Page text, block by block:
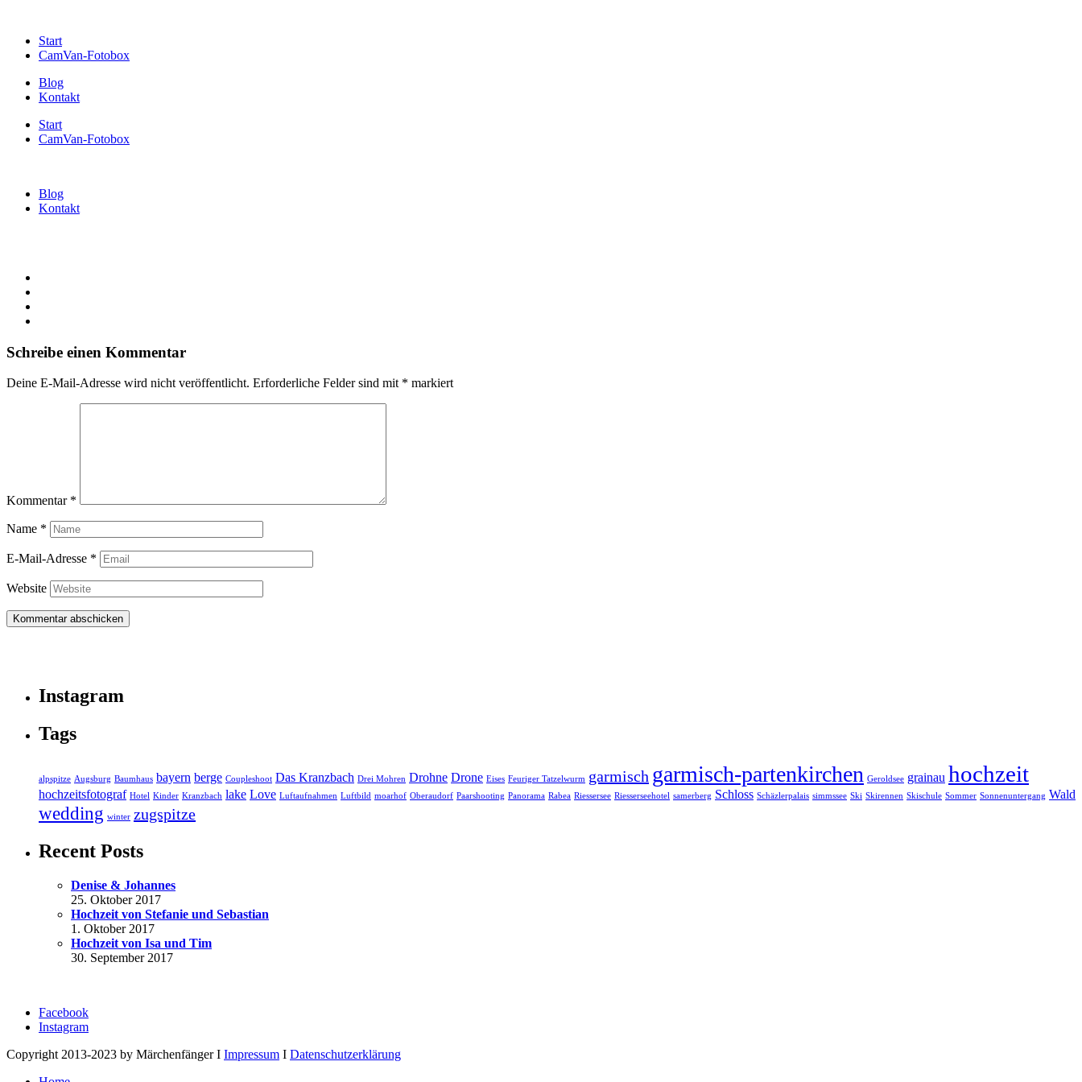
Start
CamVan-Fotobox
Blog
Kontakt
Start
CamVan-Fotobox
Blog
Kontakt
Schreibe einen Kommentar
Deine E-Mail-Adresse wird nicht veröffentlicht. Erforderliche Felder sind mit * markiert
Kommentar *
Name *
E-Mail-Adresse *
Website
Instagram
Tags
alpspitze Augsburg Baumhaus bayern berge Coupleshoot Das Kranzbach Drei Mohren Drohne Drone Eises Feuriger Tatzelwurm garmisch garmisch-partenkirchen Geroldsee grainau hochzeit
hochzeitsfotograf Hotel Kinder Kranzbach lake Love Luftaufnahmen Luftbild moarhof Oberaudorf Paarshooting Panorama Rabea Riessersee Riesserseehotel samerberg Schloss Schäzlerpalais simmssee Ski Skirennen Skischule Sommer Sonnenuntergang Wald
wedding winter zugspitze
Recent Posts
Denise & Johannes
25. Oktober 2017
Hochzeit von Stefanie und Sebastian
1. Oktober 2017
Hochzeit von Isa und Tim
30. September 2017
Facebook
Instagram
Copyright 2013-2023 by Märchenfänger I Impressum I Datenschutzerklärung